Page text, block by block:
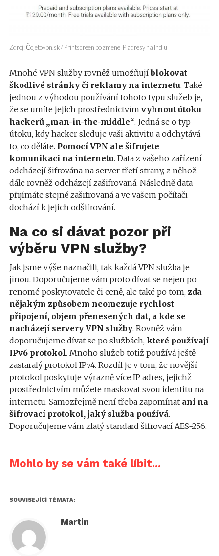
Zdroj: Čojetovpn.sk / Printscreen po zmene IP adresy na Indiu
Mnohé VPN služby rovněž umožňujíblokovat
škodlivé stránky či reklamy na internetu. Také
jednou z výhodou používání tohoto typu služeb je,
že se umíte jejich prostřednictvím vyhnout útoku
hackerů „man-in-the-middle“. Jedná se o typ
útoku, kdy hacker sleduje vaši aktivitu a odchytává
to, co děláte. Pomocí VPN ale šifrujete
komunikaci na internetu. Data z vašeho zařízení
odcházejí šifrována na server třetí strany, z něhož
dále rovněž odcházejí zašifrovaná. Následně data
přijímáte stejně zašifrovaná a ve vašem počítači
dochází k jejich odšifrování.
Na co si dávat pozor při
výběru VPN služby?
Jak jsme výše naznačili, tak každá VPN služba je
jinou. Doporučujeme vám proto dívat se nejen po
renomé poskytovatele či ceně, ale také po tom, zda
nějakým způsobem neomezuje rychlost
připojení, objem přenesených dat, a kde se
nacházejí servery VPN služby. Rovněž vám
doporučujeme dívat se po službách, které používají
IPv6 protokol. Mnoho služeb totiž používá ještě
zastaralý protokol IPv4. Rozdíl je v tom, že novější
protokol poskytuje výrazně více IP adres, jejichž
prostřednictvím můžete maskovat svou identitu na
internetu. Samozřejmě není třeba zapomínat ani na
šifrovací protokol, jaký služba používá.
Doporučujeme vám zlatý standard šifrovací AES-256.
Mohlo by se vám také líbit...
SOUVISEJÍCÍ TÉMATA:
Martin